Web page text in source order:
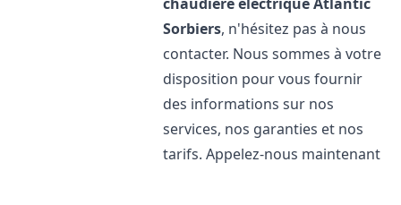
Sorbiers, n'hésitez pas à nous
contacter. Nous sommes à votre
disposition pour vous fournir
des informations sur nos
services, nos garanties et nos
tarifs. Appelez-nous maintenant